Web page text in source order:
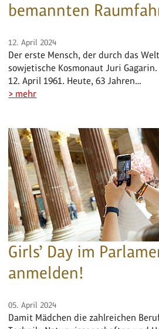
bemannten
12. April 2024
Der erste Mensch, der durch das
sowjetische Kosmonaut Juri
12. April 1961. Heute, 63 Jahren…
> mehr
Girls’ Day im
anmelden!
05. April 2024
Damit Mädchen die zahlreichen